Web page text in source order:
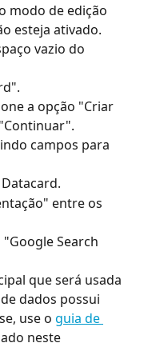
modo de edição
esteja ativado.
vazio do
a opção "Criar
campos para
entre os
Search
que será usada
dados possui
use o guia de
neste